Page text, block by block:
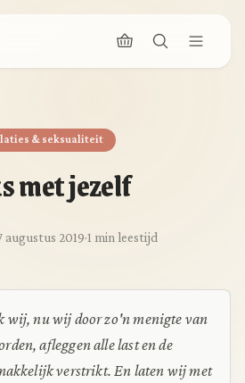
& seksualiteit
met jezelf
augustus 2019·1 min leestijd
wij, nu wij door zo'n menigte van
afleggen alle last en de
verstrikt. En laten wij met